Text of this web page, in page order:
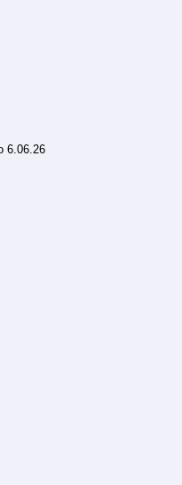
6.06.26